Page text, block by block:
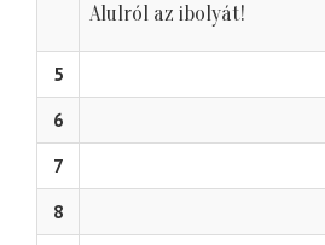
Alulról az ibolyát!
5
6
7
8